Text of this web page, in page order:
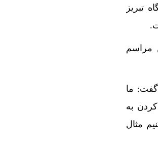
تبریز
مراسم
ما
به
مثال